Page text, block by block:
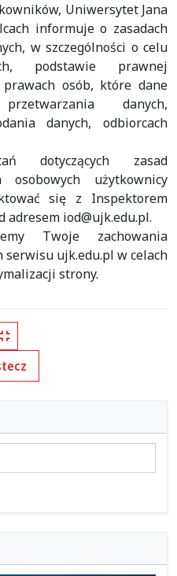
Uniwersytet Jana
informuje o zasadach
w szczególności o celu
podstawie prawnej
osób, które dane
danych,
danych, odbiorcach
dotyczących zasad
osobowych użytkownicy
się z Inspektorem
adresem iod@ujk.edu.pl.
Twoje zachowania
serwisu ujk.edu.pl w celach
strony.
pełny link
Kopiuj krótki link